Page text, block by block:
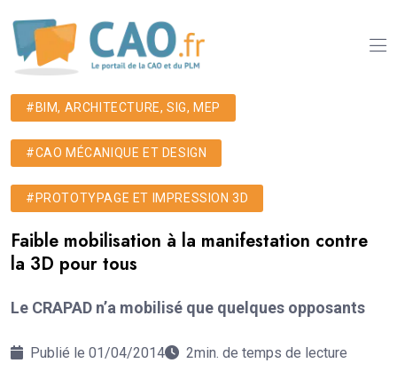
#BIM, ARCHITECTURE, SIG, MEP
#CAO MÉCANIQUE ET DESIGN
#PROTOTYPAGE ET IMPRESSION 3D
Faible mobilisation à la manifestation contre
la 3D pour tous
Le CRAPAD n’a mobilisé que quelques opposants
Publié le 01/04/2014 2min. de temps de lecture